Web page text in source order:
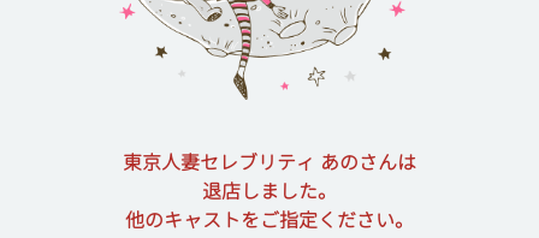
東京人妻セレブリティ あのさんは
退店しました。
他のキャストをご指定ください。